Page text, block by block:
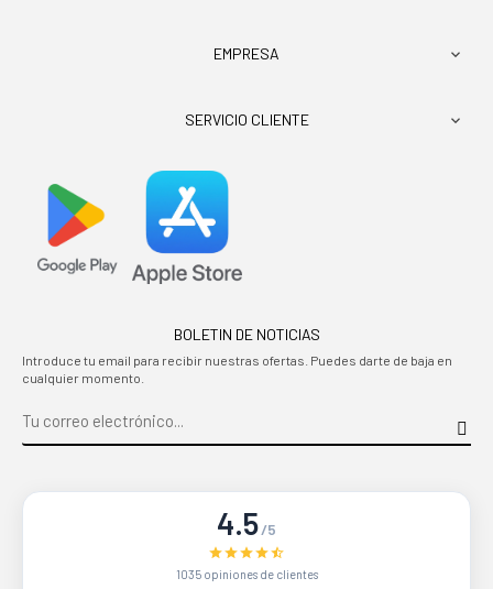
EMPRESA 
SERVICIO CLIENTE 
BOLETIN DE NOTICIAS
Introduce tu email para recibir nuestras ofertas. Puedes darte de baja en
cualquier momento.
4.5/5
1035 opiniones de clientes